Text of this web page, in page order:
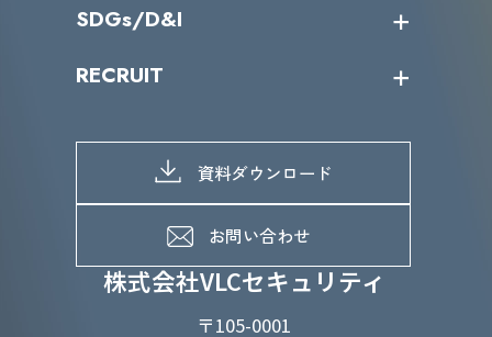
株式会社VLCセキュリティ
〒105-0001
IRカレンダー
IRライブラリー
よくあるご質問
SDGs/D&I
当グループのマテリアリティ
SDGs推進体制
D&Iの取り組み
RECRUIT
募集職種一覧
メッセージ
メンバーインタビュー
資料ダウンロード
お問い合わせ